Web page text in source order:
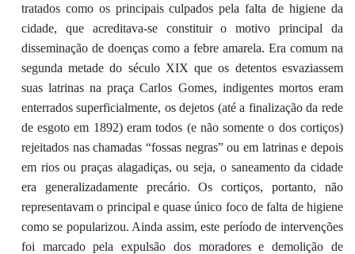
tratados como os principais culpados pela falta de higiene da
cidade, que acreditava-se constituir o motivo principal da
disseminação de doenças como a febre amarela. Era comum na
segunda metade do século XIX que os detentos esvaziassem
suas latrinas na praça Carlos Gomes, indigentes mortos eram
enterrados superficialmente, os dejetos (até a finalização da rede
de esgoto em 1892) eram todos (e não somente o dos cortiços)
rejeitados nas chamadas “fossas negras” ou em latrinas e depois
em rios ou praças alagadiças, ou seja, o saneamento da cidade
era generalizadamente precário. Os cortiços, portanto, não
representavam o principal e quase único foco de falta de higiene
como se popularizou. Ainda assim, este período de intervenções
foi marcado pela expulsão dos moradores e demolição de